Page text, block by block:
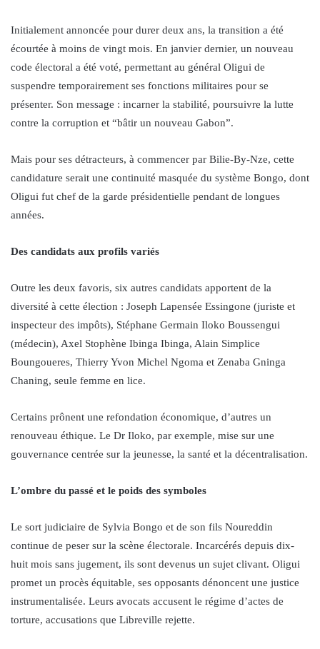
Initialement annoncée pour durer deux ans, la transition a été
écourtée à moins de vingt mois. En janvier dernier, un nouveau
code électoral a été voté, permettant au général Oligui de
suspendre temporairement ses fonctions militaires pour se
présenter. Son message : incarner la stabilité, poursuivre la lutte
contre la corruption et “bâtir un nouveau Gabon”.
Mais pour ses détracteurs, à commencer par Bilie-By-Nze, cette
candidature serait une continuité masquée du système Bongo, dont
Oligui fut chef de la garde présidentielle pendant de longues
années.
Des candidats aux profils variés
Outre les deux favoris, six autres candidats apportent de la
diversité à cette élection : Joseph Lapensée Essingone (juriste et
inspecteur des impôts), Stéphane Germain Iloko Boussengui
(médecin), Axel Stophène Ibinga Ibinga, Alain Simplice
Boungoueres, Thierry Yvon Michel Ngoma et Zenaba Gninga
Chaning, seule femme en lice.
Certains prônent une refondation économique, d’autres un
renouveau éthique. Le Dr Iloko, par exemple, mise sur une
gouvernance centrée sur la jeunesse, la santé et la décentralisation.
L’ombre du passé et le poids des symboles
Le sort judiciaire de Sylvia Bongo et de son fils Noureddin
continue de peser sur la scène électorale. Incarcérés depuis dix-
huit mois sans jugement, ils sont devenus un sujet clivant. Oligui
promet un procès équitable, ses opposants dénoncent une justice
instrumentalisée. Leurs avocats accusent le régime d’actes de
torture, accusations que Libreville rejette.